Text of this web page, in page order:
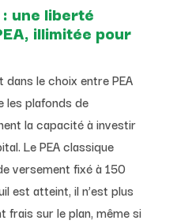
une liberté
illimitée pour
le choix entre PEA
plafonds de
la capacité à investir
Le PEA classique
versement fixé à 150
est atteint, il n’est plus
frais sur le plan, même si